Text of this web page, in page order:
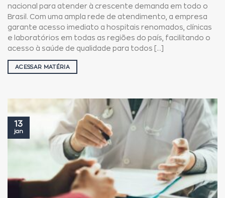
nacional para atender à crescente demanda em todo o
Brasil. Com uma ampla rede de atendimento, a empresa
garante acesso imediato a hospitais renomados, clínicas
e laboratórios em todas as regiões do país, facilitando o
acesso à saúde de qualidade para todos [...]
ACESSAR MATÉRIA
13
jan